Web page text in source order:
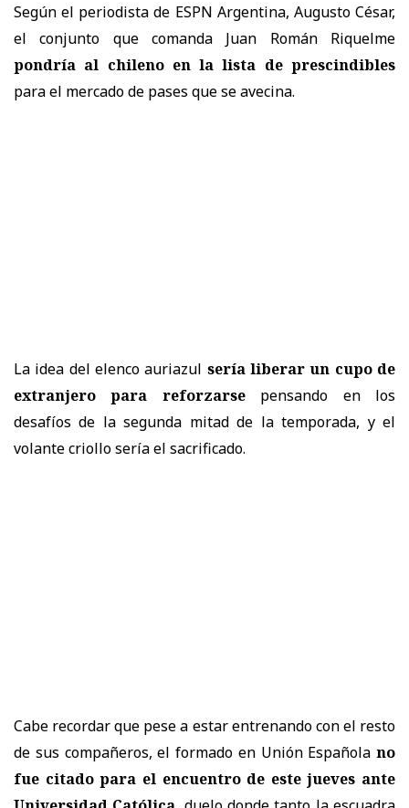
Según el periodista de ESPN Argentina, Augusto César,
el conjunto que comanda Juan Román Riquelme
pondría al chileno en la lista de prescindibles
para el mercado de pases que se avecina.
La idea del elenco auriazul sería liberar un cupo de
extranjero para reforzarsepensando en los
desafíos de la segunda mitad de la temporada, y el
volante criollo sería el sacrificado.
Cabe recordar que pese a estar entrenando con el resto
de sus compañeros, el formado en Unión Española no
fue citado para el encuentro de este jueves ante